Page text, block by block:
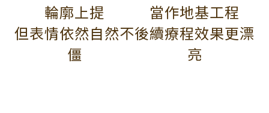
輪廓上提
但表情依然自然不
僵
當作地基工程
後續療程效果更漂
亮